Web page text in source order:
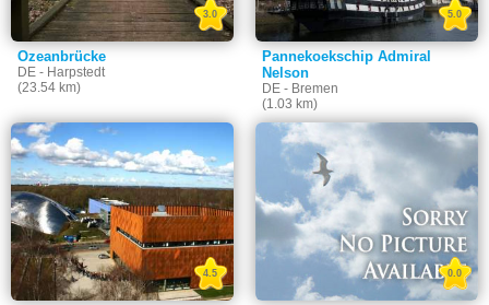
Ozeanbrücke
DE - Harpstedt
(23.54 km)
3.0
Pannekoekschip Admiral
Nelson
DE - Bremen
(1.03 km)
5.0
4.5 0.0